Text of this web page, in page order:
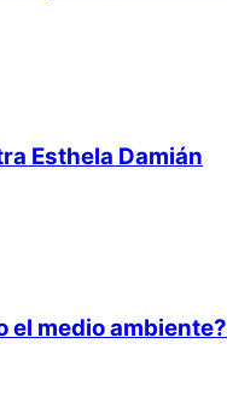
Esthela Damián
el medio ambiente?